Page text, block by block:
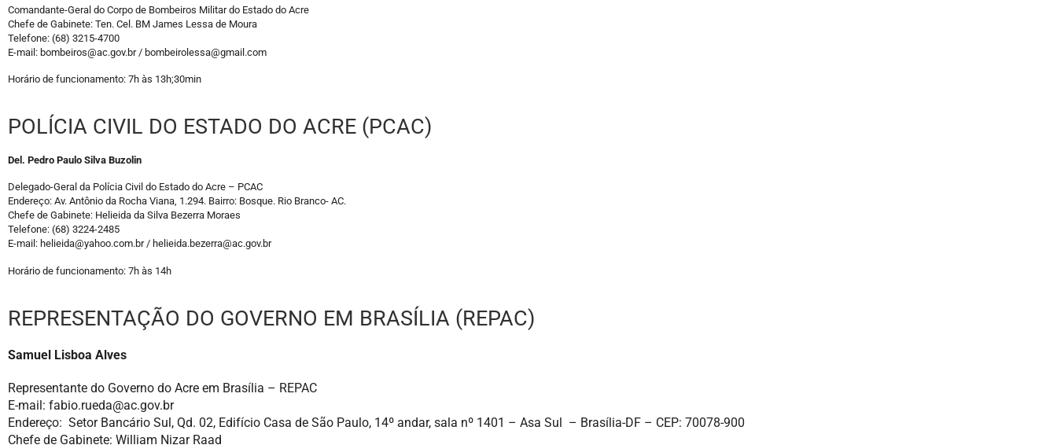
Comandante-Geral do Corpo de Bombeiros Militar do Estado do Acre
Chefe de Gabinete: Ten. Cel. BM James Lessa de Moura
Telefone: (68) 3215-4700
E-mail: bombeiros@ac.gov.br / bombeirolessa@gmail.com
Horário de funcionamento: 7h às 13h;30min
POLÍCIA CIVIL DO ESTADO DO ACRE (PCAC)
Del. Pedro Paulo Silva Buzolin
Delegado-Geral da Polícia Civil do Estado do Acre – PCAC
Endereço: Av. Antônio da Rocha Viana, 1.294. Bairro: Bosque. Rio Branco- AC.
Chefe de Gabinete: Helieida da Silva Bezerra Moraes
Telefone: (68) 3224-2485
E-mail: helieida@yahoo.com.br / helieida.bezerra@ac.gov.br
Horário de funcionamento: 7h às 14h
REPRESENTAÇÃO DO GOVERNO EM BRASÍLIA (REPAC)
Samuel Lisboa Alves
Representante do Governo do Acre em Brasília – REPAC
E-mail: fabio.rueda@ac.gov.br
Endereço: Setor Bancário Sul, Qd. 02, Edifício Casa de São Paulo, 14º andar, sala nº 1401 – Asa Sul – Brasília-DF – CEP: 70078-900
Chefe de Gabinete: William Nizar Raad